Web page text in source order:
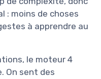
: moins de choses
à apprendre au
le moteur 4
On sent des